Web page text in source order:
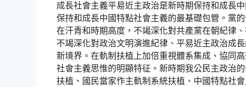
成長社會主義平易近主政治是新時期保持和成長
保持和成長中國特點社會主義的最基礎包管。黨
在汗青和時期高度，不竭深化對共產黨在朝紀律
不竭深化對政治文明演進紀律、平易近主政治成
新境界。在軌制扶植上加倍重視體系集成、協同
社會主義思惟的明顯特征。新時期我公民主政治
扶植、國民當家作主軌制系統扶植、中國特點社